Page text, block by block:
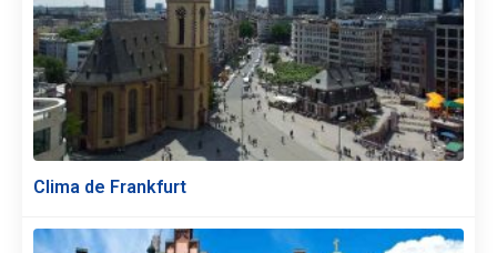
Clima de Frankfurt